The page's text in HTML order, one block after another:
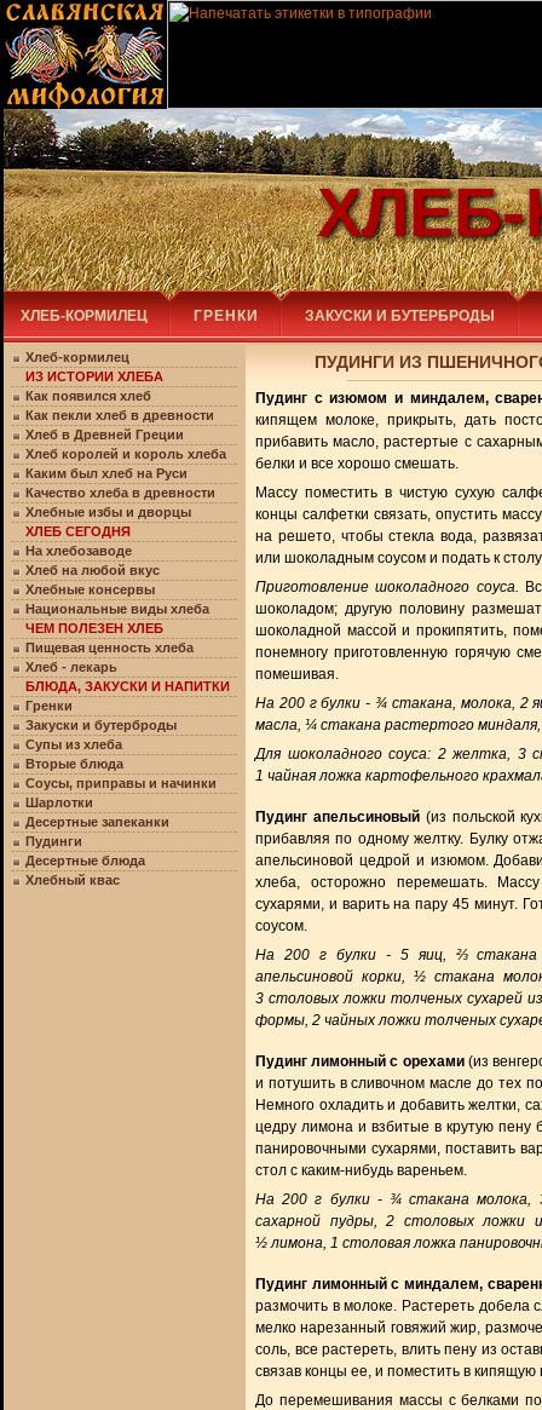
ХЛЕБ-КОРМИЛЕЦ ГРЕНКИ ЗАКУСКИ И БУТЕРБРОДЫ
Хлеб-кормилец
ИЗ ИСТОРИИ ХЛЕБА
Как появился хлеб
Как пекли хлеб в древности
Хлеб в Древней Греции
Хлеб королей и король хлеба
Каким был хлеб на Руси
Качество хлеба в древности
Хлебные избы и дворцы
ХЛЕБ СЕГОДНЯ
На хлебозаводе
Хлеб на любой вкус
Хлебные консервы
Национальные виды хлеба
ЧЕМ ПОЛЕЗЕН ХЛЕБ
Пищевая ценность хлеба
Хлеб - лекарь
БЛЮДА, ЗАКУСКИ И НАПИТКИ
Гренки
Закуски и бутерброды
Супы из хлеба
Вторые блюда
Соусы, приправы и начинки
Шарлотки
Десертные запеканки
Пудинги
Десертные блюда
Хлебный квас
ПУДИНГИ ИЗ
Пудинг с изюмом и миндалем,
кипящем молоке, прикрыть, дать
прибавить масло, растертые с
белки и все хорошо смешать.
Массу поместить в чистую сухую
концы салфетки связать, опустить
на решето, чтобы стекла вода,
или шоколадным соусом и подать к
Приготовление шоколадного соуса.
шоколадом; другую половину
шоколадной массой и прокипятить,
понемногу приготовленную горячую
помешивая.
На 200 г булки - ¾ стакана, молока, 2
масла, ¼ стакана растертого
Для шоколадного соуса: 2 желтка, 3
1 чайная ложка картофельного
Пудинг апельсиновый(из польской
прибавляя по одному желтку. Булку
апельсиновой цедрой и изюмом.
хлеба, осторожно перемешать.
сухарями, и варить на пару 45 минут.
соусом.
На 200 г булки - 5 яиц, ⅔ стакана
апельсиновой корки, ½ стакана
3 столовых ложки толченых сухарей
формы, 2 чайных ложки толченых
Пудинг лимонный с орехами(из
и потушить в сливочном масле до тех
Немного охладить и добавить желтки,
цедру лимона и взбитые в крутую
панировочными сухарями, поставить
стол с каким-нибудь вареньем.
На 200 г булки - ¾ стакана молока,
сахарной пудры, 2 столовых ложки
½ лимона, 1 столовая ложка
Пудинг лимонный с миндалем,
размочить в молоке. Растереть добела
мелко нарезанный говяжий жир,
соль, все растереть, влить пену из
связав концы ее, и поместить в кипящую
До перемешивания массы с белками